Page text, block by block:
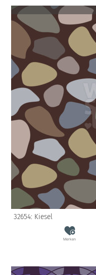
32654: Kiesel
Merken